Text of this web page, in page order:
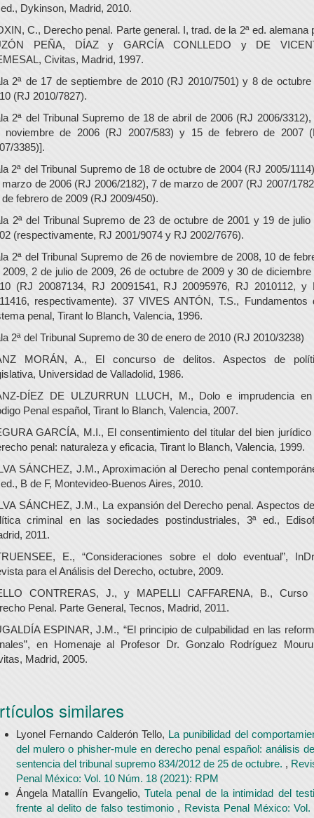
ed., Dykinson, Madrid, 2010.
C., Derecho penal. Parte general. I, trad. de la 2ª ed. alemana
PEÑA, DÍAZ y GARCÍA CONLLEDO y DE
Civitas, Madrid, 1997.
2ª de 17 de septiembre de 2010 (RJ 2010/7501) y 8 de octubre
(RJ 2010/7827).
2ª del Tribunal Supremo de 18 de abril de 2006 (RJ 2006/3312),
noviembre de 2006 (RJ 2007/583) y 15 de febrero de 2007
3385)].
2ª del Tribunal Supremo de 18 de octubre de 2004 (RJ 2005/
marzo de 2006 (RJ 2006/2182), 7 de marzo de 2007 (RJ 2007/
de febrero de 2009 (RJ 2009/450).
2ª del Tribunal Supremo de 23 de octubre de 2001 y 19 de julio
(respectivamente, RJ 2001/9074 y RJ 2002/7676).
2ª del Tribunal Supremo de 26 de noviembre de 2008, 10 de
2009, 2 de julio de 2009, 26 de octubre de 2009 y 30 de diciembre
(RJ 20087134, RJ 20091541, RJ 20095976, RJ 2010112, y
respectivamente). 37 VIVES ANTÓN, T.S., Fundamentos
penal, Tirant lo Blanch, Valencia, 1996.
2ª del Tribunal Supremo de 30 de enero de 2010 (RJ 2010/3238)
MORÁN, A., El concurso de delitos. Aspectos de
Universidad de Valladolid, 1986.
DÍEZ DE ULZURRUN LLUCH, M., Dolo e imprudencia
Penal español, Tirant lo Blanch, Valencia, 2007.
GARCÍA, M.I., El consentimiento del titular del bien jurídico
penal: naturaleza y eficacia, Tirant lo Blanch, Valencia, 1999.
SÁNCHEZ, J.M., Aproximación al Derecho penal
ed., B de F, Montevideo-Buenos Aires, 2010.
SÁNCHEZ, J.M., La expansión del Derecho penal. Aspectos
criminal en las sociedades postindustriales, 3ª ed.,
2011.
E., “Consideraciones sobre el dolo eventual”,
para el Análisis del Derecho, octubre, 2009.
CONTRERAS, J., y MAPELLI CAFFARENA, B., Curso
Penal. Parte General, Tecnos, Madrid, 2011.
ESPINAR, J.M., “El principio de culpabilidad en las
en Homenaje al Profesor Dr. Gonzalo Rodríguez
Madrid, 2005.
similares
Lyonel Fernando Calderón Tello, La punibilidad del
del mulero o phisher-mule en derecho penal español: análisis
sentencia del tribunal supremo 834/2012 de 25 de octubre. ,
Penal México: Vol. 10 Núm. 18 (2021): RPM
Ángela Matallín Evangelio, Tutela penal de la intimidad del
frente al delito de falso testimonio , Revista Penal México: Vol.